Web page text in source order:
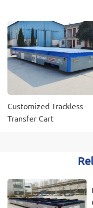
Customized Trackless
Transfer Cart